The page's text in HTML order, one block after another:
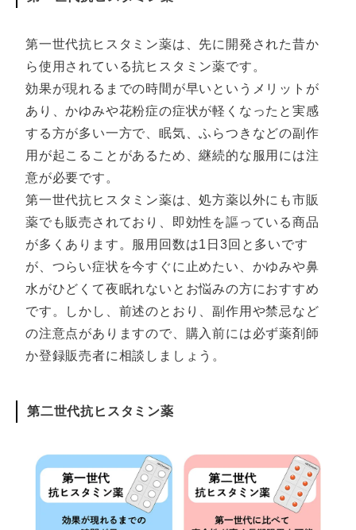
第一世代抗ヒスタミン薬は、先に開発された昔か
ら使用されている抗ヒスタミン薬です。
効果が現れるまでの時間が早いというメリットが
あり、かゆみや花粉症の症状が軽くなったと実感
する方が多い一方で、眠気、ふらつきなどの副作
用が起こることがあるため、継続的な服用には注
意が必要です。
第一世代抗ヒスタミン薬は、処方薬以外にも市販
薬でも販売されており、即効性を謳っている商品
が多くあります。服用回数は1日3回と多いです
が、つらい症状を今すぐに止めたい、かゆみや鼻
水がひどくて夜眠れないとお悩みの方におすすめ
です。しかし、前述のとおり、副作用や禁忌など
の注意点がありますので、購入前には必ず薬剤師
か登録販売者に相談しましょう。
第二世代抗ヒスタミン薬